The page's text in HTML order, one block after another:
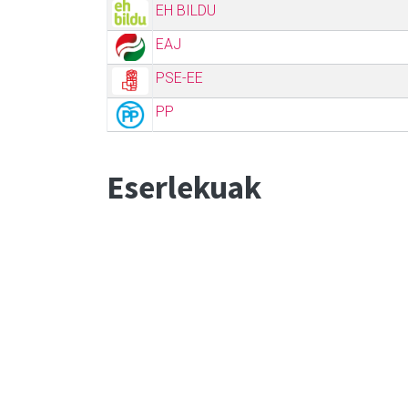
EH BILDU
EAJ
PSE-EE
PP
Eserlekuak